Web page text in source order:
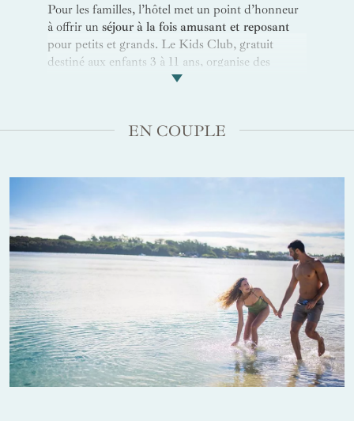
Pour les familles, l’hôtel met un point d’honneur
à offrir un séjour à la fois amusant et reposant
pour petits et grands. Le Kids Club, gratuit
destiné aux enfants 3 à 11 ans, organise des
activités variées : chasses au trésor, construction
est disponible dès 2 ans (avec supplément), et un
sports aquatiques
bateau à pédale ou la planche à voile sont
accessibles aux familles. Les plus grands peuvent
s’essayer auski nautiqueou partir ensemble en
bateau à fond de verre pour observer la vie
marine. Sur terre,
les courts de tennis, le golf de 9
trous
, les balades sur la péninsule et les excursions
organisées permettent de passer du temps de
qualité en famille tout en découvrant les
somptueuxpaysages du sud mauricien.
EN COUPLE